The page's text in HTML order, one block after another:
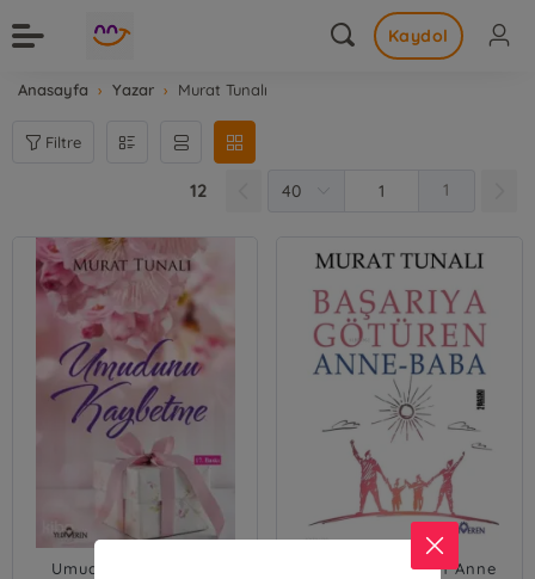
Kaydol
Anasayfa Yazar Murat Tunalı
Filtre
12 1
Umudunu Kaybetme
Başarıya Götüren Anne